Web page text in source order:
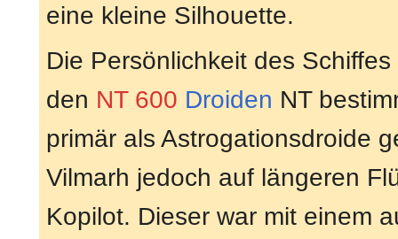
eine kleine Silhouette.
Die Persönlichkeit des
den NT 600 Droiden NT
primär als Astrogationsdroide
Vilmarh jedoch auf längeren
Kopilot. Dieser war mit einem